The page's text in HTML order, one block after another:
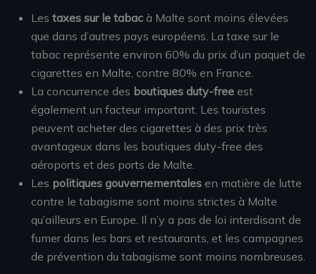
Les taxes sur le tabac à Malte sont moins élevées
que dans d’autres pays européens. La taxe sur le
tabac représente environ 60% du prix d’un paquet de
cigarettes en Malte, contre 80% en France.
La concurrence des boutiques duty-free est
également un facteur important. Les touristes
peuvent acheter des cigarettes à des prix très
avantageux dans les boutiques duty-free des
aéroports et des ports de Malte.
Les politiques gouvernementales en matière de lutte
contre le tabagisme sont moins strictes à Malte
qu’ailleurs en Europe. Il n’y a pas de loi interdisant de
fumer dans les bars et restaurants, et les campagnes
de prévention du tabagisme sont moins nombreuses.